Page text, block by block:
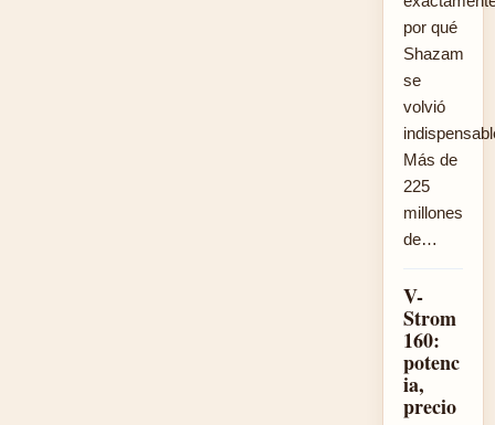
por qué
Shazam
se
volvió
Más de
225
millones
de…
V-
Strom
160:
potenc
ia,
precio